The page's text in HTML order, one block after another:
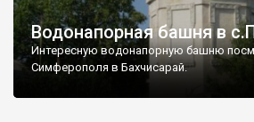
Водонапорная башня в
Интересную водонапорную башню
Симферополя в Бахчисарай.